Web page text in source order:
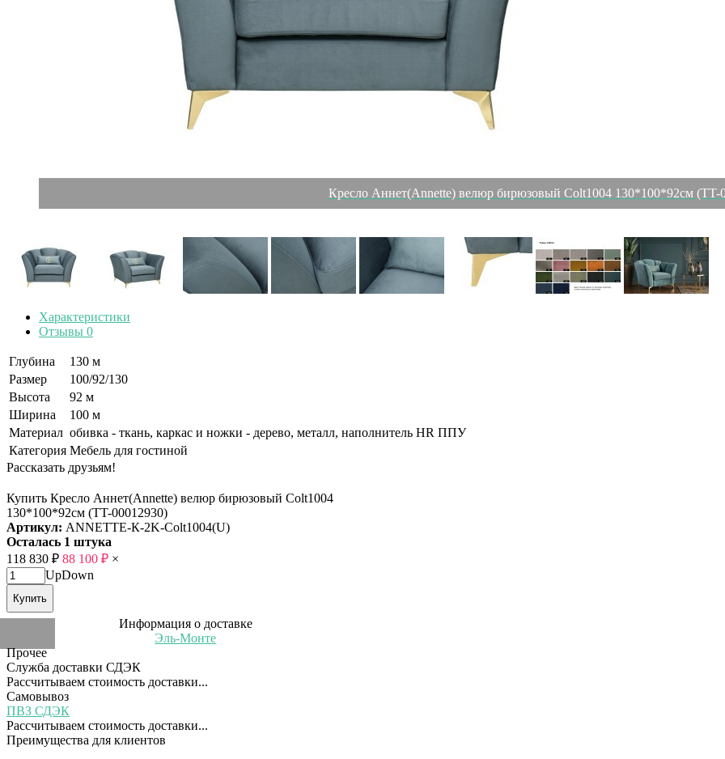
Кресло Аннет(Annette) велюр бирюзовый Colt1004 130*100*92см (TT-
Характеристики
Отзывы 0
Глубина
130 м
Размер
100/92/130
Высота
92 м
Ширина
100 м
Материал обивка - ткань, каркас и ножки - дерево, металл, наполнитель HR ППУ
Категория Мебель для гостиной
Рассказать друзьям!
Купить Кресло Аннет(Annette) велюр бирюзовый Colt1004
130*100*92см (TT-00012930)
Артикул: ANNETTE-К-2K-Colt1004(U)
Осталась 1 штука
118 830 ₽ 88 100 ₽ ×
UpDown
Купить
Информация о доставке
Эль-Монте
Прочее
Служба доставки СДЭК
Рассчитываем стоимость доставки...
Самовывоз
ПВЗ СДЭК
Рассчитываем стоимость доставки...
Преимущества для клиентов